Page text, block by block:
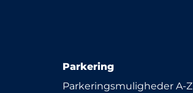
Parkering
Parkeringsmuligheder A-Z